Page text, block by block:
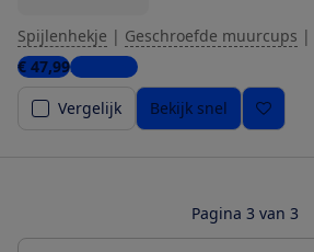
Spijlenhekje | Geschroefde muurcups |
€ 47,992 winkels
Vergelijk
Bekijk snel
Pagina 3 van 3